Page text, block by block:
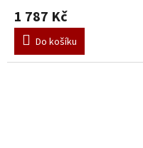
1 787 Kč
Do košíku